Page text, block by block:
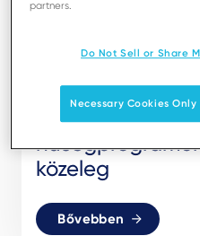
Áttérés a
közeleg
Bővebben
partners.
Do Not Sell or Share
Necessary Cookies Only